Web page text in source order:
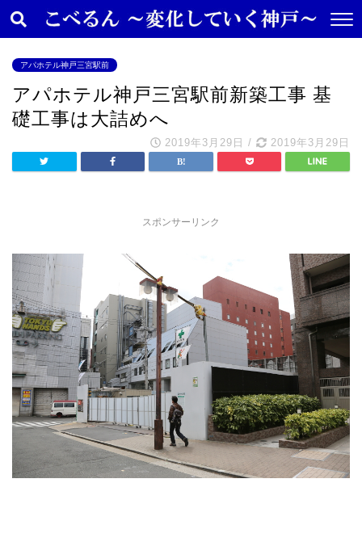
アパホテル神戸三宮駅前
アパホテル神戸三宮駅前新築工事 基
礎工事は大詰めへ
2019年3月29日 / 2019年3月29日
スポンサーリンク